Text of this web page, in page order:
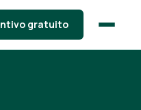
gratuito